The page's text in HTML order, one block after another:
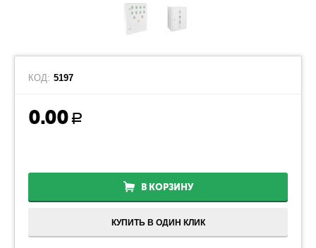
КОД: 5197
0.00 Р
В КОРЗИНУ
КУПИТЬ В ОДИН КЛИК